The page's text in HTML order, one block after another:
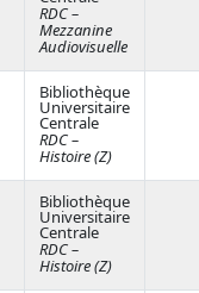
RDC –
Mezzanine
Audiovisuelle
Bibliothèque
Universitaire
Centrale
RDC –
Histoire (Z)
Bibliothèque
Universitaire
Centrale
RDC –
Histoire (Z)